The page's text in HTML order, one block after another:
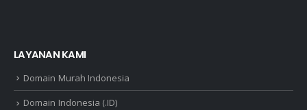
LAYANAN KAMI
Domain Murah Indonesia
Domain Indonesia (.ID)